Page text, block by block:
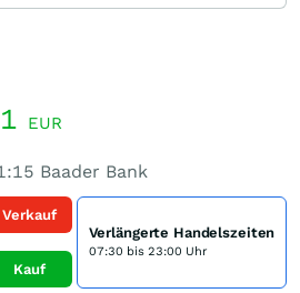
EUR
Baader Bank
Verkauf
Kauf
Verlängerte Handelszeiten
07:30 bis 23:00 Uhr